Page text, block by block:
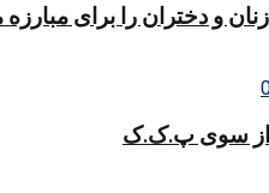
و دختران را برای
از سوی پ.ک.ک